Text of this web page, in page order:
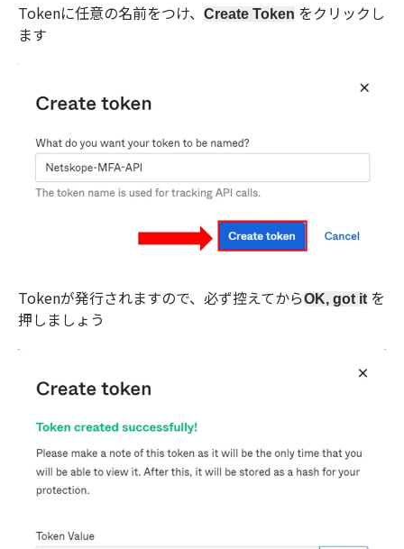
Tokenに任意の名前をつけ、 Create Token をクリックし
ます
Tokenが発行されますので、必ず控えてからOK, got it を
押しましょう